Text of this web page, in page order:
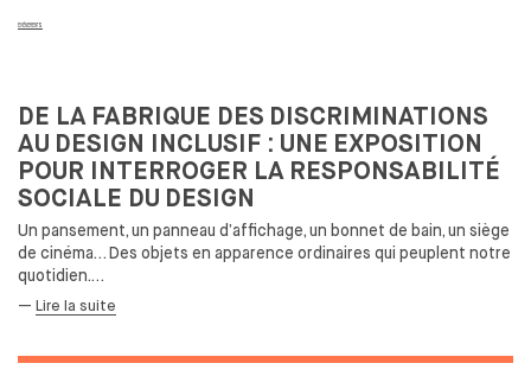
EVÉNEMENTS
DE LA FABRIQUE DES DISCRIMINATIONS
AU DESIGN INCLUSIF : UNE EXPOSITION
POUR INTERROGER LA RESPONSABILITÉ
SOCIALE DU DESIGN
Un pansement, un panneau d’affichage, un bonnet de bain, un siège
de cinéma… Des objets en apparence ordinaires qui peuplent notre
quotidien.…
— Lire la suite